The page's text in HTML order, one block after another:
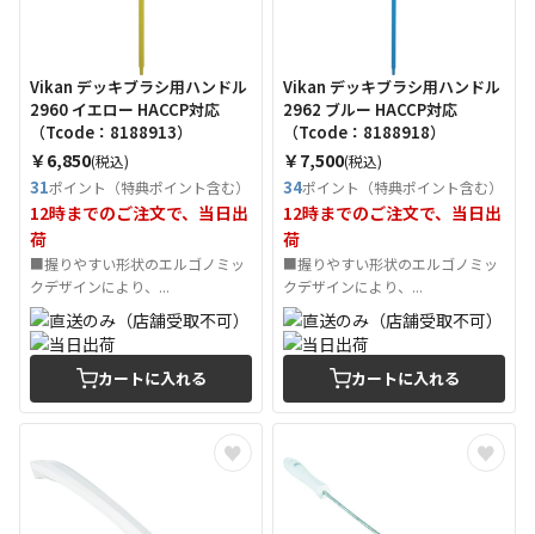
Vikan デッキブラシ用ハンドル
2960 イエロー HACCP対応
（Tcode：8188913）
￥6,850(税込)
31ポイント（特典ポイント含む）
12時までのご注文で、当日出
荷
■握りやすい形状のエルゴノミッ
クデザインにより、...
カートに入れる
Vikan デッキブラシ用ハンドル
2962 ブルー HACCP対応
（Tcode：8188918）
￥7,500(税込)
34ポイント（特典ポイント含む）
12時までのご注文で、当日出
荷
■握りやすい形状のエルゴノミッ
クデザインにより、...
カートに入れる